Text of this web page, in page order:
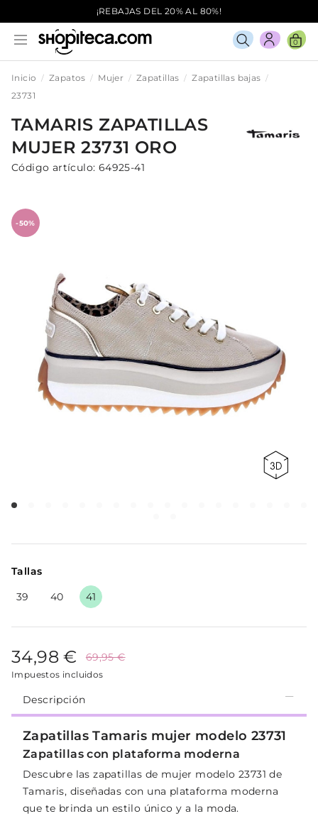
¡REBAJAS DEL 20% AL 80%!
0
Inicio Zapatos Mujer Zapatillas
Zapatillas bajas
23731
TAMARIS ZAPATILLAS
MUJER23731 ORO
Código artículo: 64925-41
-50%
Tallas
39
40 41
34,98 € 69,95 €
Impuestos incluidos
Descripción
Zapatillas Tamaris mujer modelo 23731
Zapatillas con plataforma moderna
Descubre las zapatillas de mujer modelo 23731 de
Tamaris, diseñadas con una plataforma moderna
que te brinda un estilo único y a la moda.